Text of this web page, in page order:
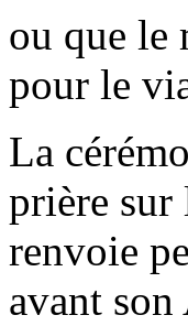
ou que le
pour le
La
prière sur
renvoie
avant son